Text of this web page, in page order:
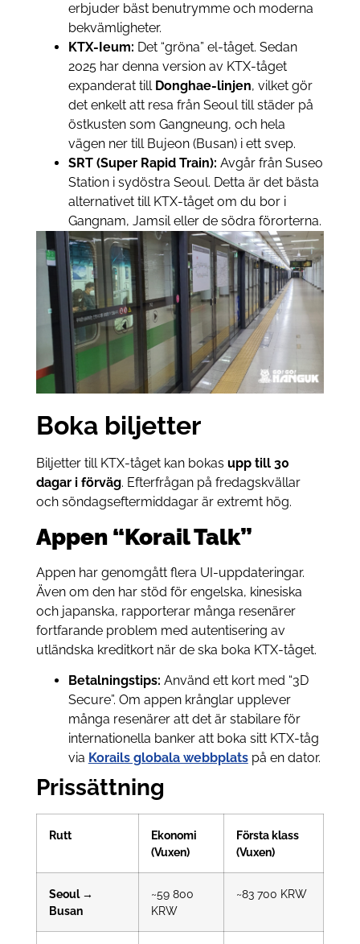
erbjuder bäst benutrymme och moderna
bekvämligheter.
KTX-Ieum: Det “gröna” el-tåget. Sedan
2025 har denna version av KTX-tåget
expanderat till Donghae-linjen, vilket gör
det enkelt att resa från Seoul till städer på
östkusten som Gangneung, och hela
vägen ner till Bujeon (Busan) i ett svep.
SRT (Super Rapid Train): Avgår från Suseo
Station i sydöstra Seoul. Detta är det bästa
alternativet till KTX-tåget om du bor i
Gangnam, Jamsil eller de södra förorterna.
Boka biljetter
Biljetter till KTX-tåget kan bokas upp till 30
dagar i förväg. Efterfrågan på fredagskvällar
och söndagseftermiddagar är extremt hög.
Appen “Korail Talk”
Appen har genomgått flera UI-uppdateringar.
Även om den har stöd för engelska, kinesiska
och japanska, rapporterar många resenärer
fortfarande problem med autentisering av
utländska kreditkort när de ska boka KTX-tåget.
Betalningstips: Använd ett kort med “3D
Secure”. Om appen krånglar upplever
många resenärer att det är stabilare för
internationella banker att boka sitt KTX-tåg
via Korails globala webbplatspå en dator.
Prissättning
Rutt
Ekonomi
(Vuxen)
Första klass
(Vuxen)
Seoul →
Busan
~59 800
KRW
~83 700 KRW